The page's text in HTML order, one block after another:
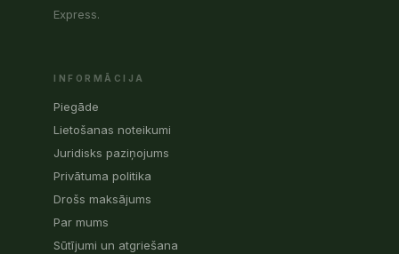
Express.
INFORMĀCIJA
Piegāde
Lietošanas noteikumi
Juridisks paziņojums
Privātuma politika
Drošs maksājums
Par mums
Sūtījumi un atgriešana